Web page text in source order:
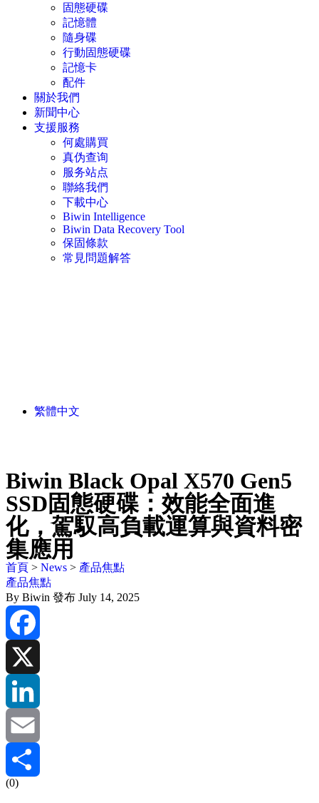
固態硬碟
記憶體
隨身碟
行動固態硬碟
記憶卡
配件
關於我們
新聞中心
支援服務
何處購買
真伪查询
服务站点
聯絡我們
下載中心
Biwin Intelligence
Biwin Data Recovery Tool
保固條款
常見問題解答
繁體中文
Biwin Black Opal X570 Gen5
SSD固態硬碟：效能全面進
化，駕馭高負載運算與資料密
集應用
首頁 > News > 產品焦點
產品焦點
By Biwin 發布 July 14, 2025
Facebook
X
LinkedIn
Email
(0)